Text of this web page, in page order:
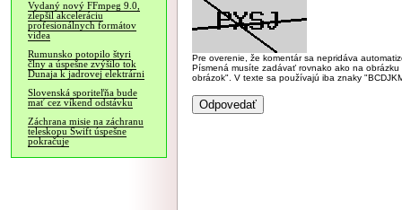
Vydaný nový FFmpeg 9.0,
zlepšil akceleráciu
profesionálnych formátov
videa
Rumunsko potopilo štyri
člny a úspešne zvýšilo tok
Dunaja k jadrovej elektrárni
Slovenská sporiteľňa bude
mať cez víkend odstávku
Záchrana misie na záchranu
teleskopu Swift úspešne
pokračuje
Pre overenie, že komentár sa nepridáva
Písmená musíte zadávať rovnako ako na
obrázok". V texte sa používajú iba znaky